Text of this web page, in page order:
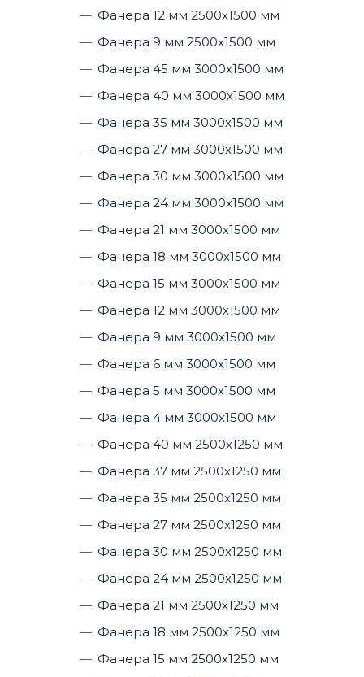
Фанера 12 мм 2500х1500 мм
Фанера 9 мм 2500х1500 мм
Фанера 45 мм 3000х1500 мм
Фанера 40 мм 3000х1500 мм
Фанера 35 мм 3000х1500 мм
Фанера 27 мм 3000х1500 мм
Фанера 30 мм 3000х1500 мм
Фанера 24 мм 3000х1500 мм
Фанера 21 мм 3000х1500 мм
Фанера 18 мм 3000х1500 мм
Фанера 15 мм 3000х1500 мм
Фанера 12 мм 3000х1500 мм
Фанера 9 мм 3000х1500 мм
Фанера 6 мм 3000х1500 мм
Фанера 5 мм 3000х1500 мм
Фанера 4 мм 3000х1500 мм
Фанера 40 мм 2500х1250 мм
Фанера 37 мм 2500х1250 мм
Фанера 35 мм 2500х1250 мм
Фанера 27 мм 2500х1250 мм
Фанера 30 мм 2500х1250 мм
Фанера 24 мм 2500х1250 мм
Фанера 21 мм 2500х1250 мм
Фанера 18 мм 2500х1250 мм
Фанера 15 мм 2500х1250 мм